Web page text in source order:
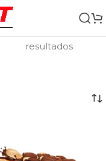
resultados